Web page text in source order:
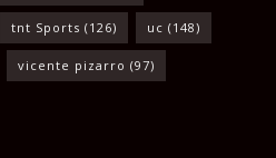
tnt Sports (126) uc (148)
vicente pizarro (97)